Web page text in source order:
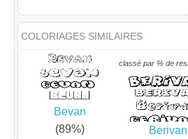
COLORIAGES SIMILAIRES
classé par % de
Bevan
(89%)
Berivan